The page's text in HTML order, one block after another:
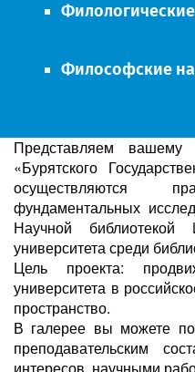
Философские
Представляем
«Бурятского
осуществляются
фундаментальных
Научной библиотекой
университета среди
Цель проекта:
университета в
пространство.
В галерее вы можете
преподавательским